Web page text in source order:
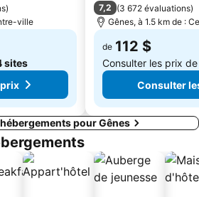
)
ville
sites
7,2 (3 672 évaluations)
Gênes, à 1.5 km de :
de 112 $
Consulter les prix
Consulter
pour Gênes